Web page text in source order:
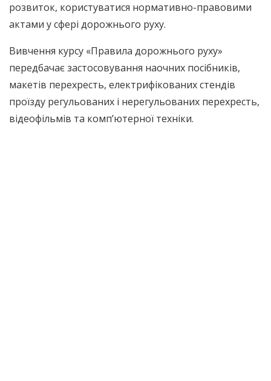
розвиток, користуватися нормативно-правовими
актами у сфері дорожнього руху.
Вивчення курсу «Правила дорожнього руху»
передбачає застосовування наочних посібників,
макетів перехресть, електрифікованих стендів
проїзду регульованих і нерегульованих перехресть,
відеофільмів та комп’ютерної техніки.